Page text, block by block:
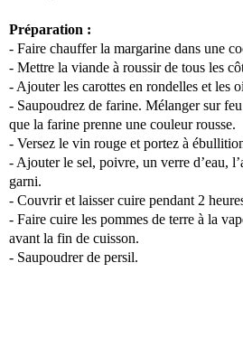
Préparation :
- Faire chauffer la margarine dans une
- Mettre la viande à roussir de tous les
- Ajouter les carottes en rondelles et les
- Saupoudrez de farine. Mélanger sur
que la farine prenne une couleur rousse.
- Versez le vin rouge et portez à
- Ajouter le sel, poivre, un verre d’eau,
garni.
- Couvrir et laisser cuire pendant 2
- Faire cuire les pommes de terre à la
avant la fin de cuisson.
- Saupoudrer de persil.